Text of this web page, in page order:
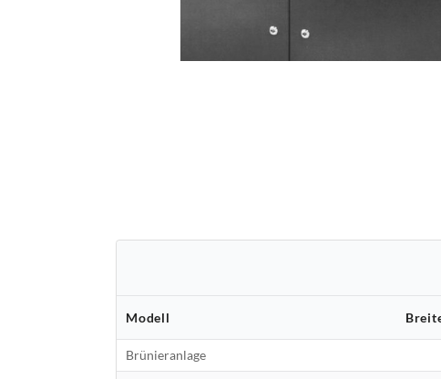
Modell
Brünieranlage